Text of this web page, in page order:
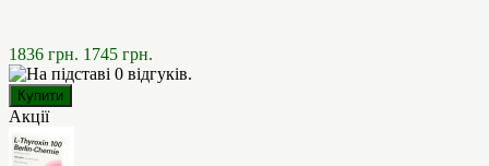
1836 грн. 1745 грн.
Акції